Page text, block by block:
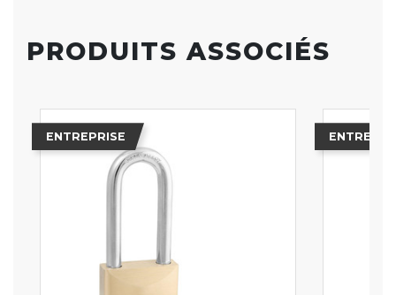
PRODUITS ASSOCIÉS
ENTREPRISE